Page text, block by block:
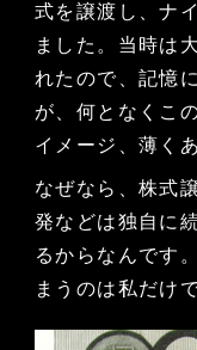
式を譲渡し、ナ
ました。当時は
れたので、記憶
が、何となくこ
イメージ、薄く
なぜなら、株式
発などは独自に
るからなんです
まうのは私だけ